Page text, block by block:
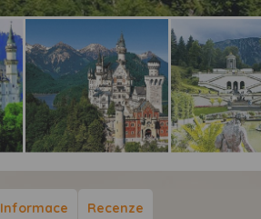
Neuschwanstein
Informace Recenze